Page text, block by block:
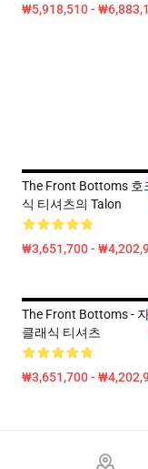
₩5,918,510 -
The Front Bottoms 호
식 티셔츠의 Talon
₩3,651,700 -
The Front Bottoms -
클래식 티셔츠
₩3,651,700 -